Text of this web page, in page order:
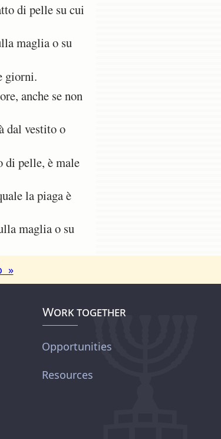
di pelle su cui
maglia o su
giorni.
anche se non
dal vestito o
di pelle, è male
la piaga è
maglia o su
»
Work together
Opportunities
Resources